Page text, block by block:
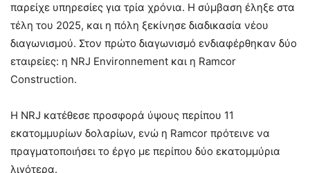
παρείχε υπηρεσίες για τρία χρόνια. Η σύμβαση έληξε στα
τέλη του 2025, και η πόλη ξεκίνησε διαδικασία νέου
διαγωνισμού. Στον πρώτο διαγωνισμό ενδιαφέρθηκαν δύο
εταιρείες: η NRJ Environnement και η Ramcor
Construction.
Η NRJ κατέθεσε προσφορά ύψους περίπου 11
εκατομμυρίων δολαρίων, ενώ η Ramcor πρότεινε να
πραγματοποιήσει το έργο με περίπου δύο εκατομμύρια
λιγότερα.